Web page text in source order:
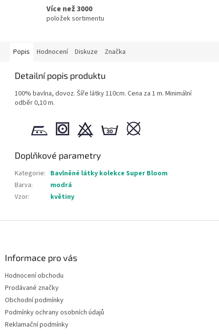
Více než 3000
položek sortimentu
Popis Hodnocení Diskuze Značka
Detailní popis produktu
100% bavlna, dovoz. Šíře látky 110cm. Cena za 1 m. Minimální
odběr 0,10 m.
Doplňkové parametry
Kategorie: Bavlněné látky kolekce Super Bloom
Barva:
modrá
Vzor: květiny
Informace pro vás
Hodnocení obchodu
Prodávané značky
Obchodní podmínky
Podmínky ochrany osobních údajů
Reklamační podmínky